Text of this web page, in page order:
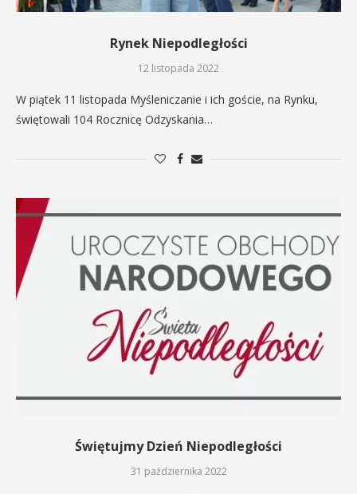
Rynek Niepodległości
12 listopada 2022
W piątek 11 listopada Myśleniczanie i ich goście, na Rynku,
świętowali 104 Rocznicę Odzyskania…
Świętujmy Dzień Niepodległości
31 października 2022